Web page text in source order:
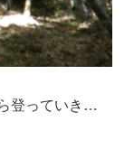
登っていき…